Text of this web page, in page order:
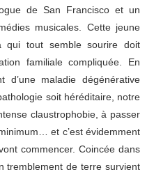
de San Francisco et un
musicales. Cette jeune
qui tout semble sourire doit
familiale compliquée. En
d’une maladie dégénérative
soit héréditaire, notre
claustrophobie, à passer
et c’est évidemment
commencer. Coincée dans
tremblement de terre survient